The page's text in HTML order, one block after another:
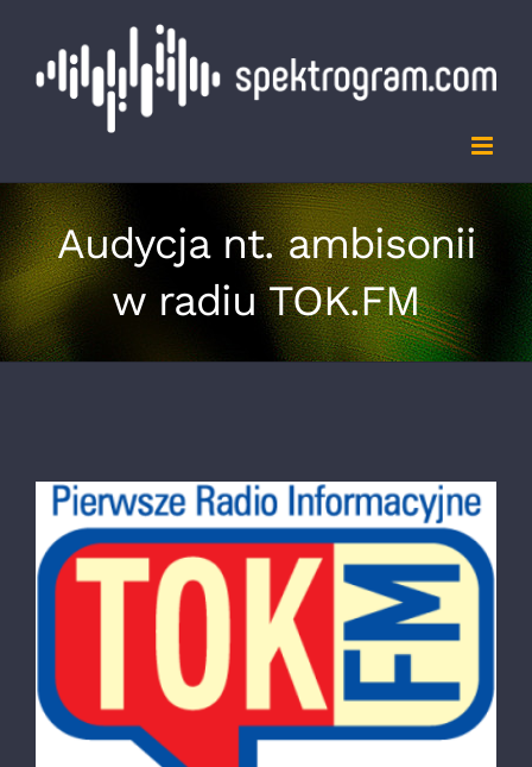
zawartości
Audycja nt. ambisonii
w radiu TOK.FM
Pokaż
większy
obrazek